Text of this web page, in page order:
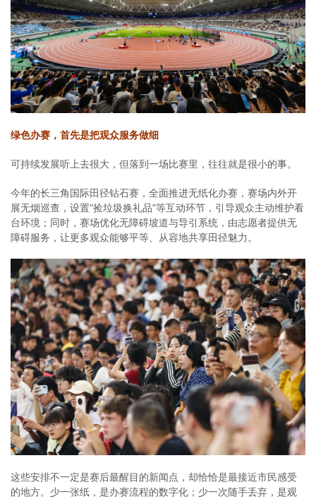
绿色办赛，首先是把观众服务做细
可持续发展听上去很大，但落到一场比赛里，往往就是很小的事。
今年的长三角国际田径钻石赛，全面推进无纸化办赛，赛场内外开
展无烟巡查，设置“捡垃圾换礼品”等互动环节，引导观众主动维护看
台环境；同时，赛场优化无障碍坡道与导引系统，由志愿者提供无
障碍服务，让更多观众能够平等、从容地共享田径魅力。
这些安排不一定是赛后最醒目的新闻点，却恰恰是最接近市民感受
的地方。少一张纸，是办赛流程的数字化；少一次随手丢弃，是观